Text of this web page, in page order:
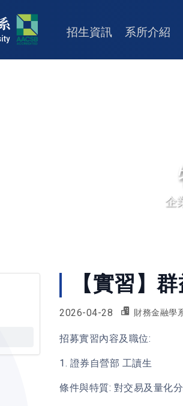
招生資訊 系所介紹
企
【實習】
2026-04-28 財務金融學
招募實習內容及職位:
1. 證券自營部 工讀生
條件與特質: 對交易及量化